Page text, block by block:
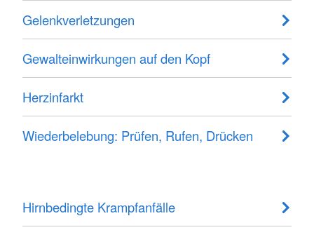
Gelenkverletzungen
Gewalteinwirkungen auf den Kopf
Herzinfarkt
Wiederbelebung: Prüfen, Rufen, Drücken
Hirnbedingte Krampfanfälle